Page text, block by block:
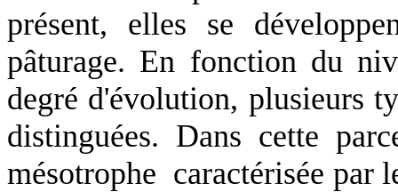
présent, elles se
pâturage. En fonction du
degré d'évolution, plusieurs
distinguées. Dans cette
mésotrophe caractérisée par